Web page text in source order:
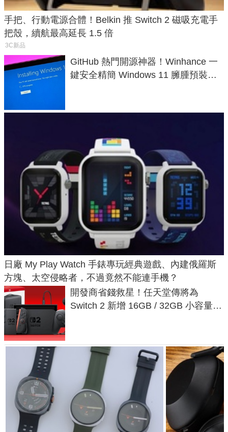
手把、行動電源合體！Belkin 推 Switch 2 磁吸充電手
把殼，續航最高延長 1.5 倍
3C新品
GitHub 熱門開源神器！Winhance 一
鍵安全精簡 Windows 11 臃腫預裝軟
日廠 My Play Watch 手錶專玩經典遊戲、內建俄羅斯
方塊、太空侵略者，不過竟然不能連手機？
開發商省錢救星！任天堂傳將為
Switch 2 新增 16GB / 32GB 小容量遊